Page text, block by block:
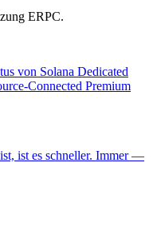
ERPC.
von Solana Dedicated
Connected Premium
ist es schneller. Immer —